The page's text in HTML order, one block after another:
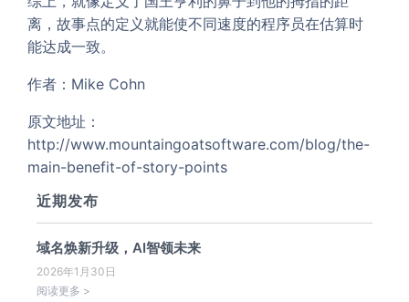
离，故事点的定义就能使不同速度的程序员在估算时
能达成一致。
作者：Mike Cohn
原文地址：
http://www.mountaingoatsoftware.com/blog/the-
main-benefit-of-story-points
近期发布
域名焕新升级，AI智领未来
2026年1月30日
阅读更多 >